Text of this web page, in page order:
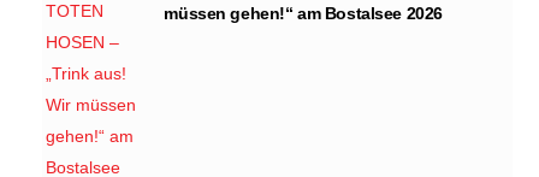
müssen gehen!“ am Bostalsee 2026